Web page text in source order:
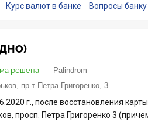
Курс валют в банке Вопросы банку
решена
Palindrom
пр-т Петра Григоренко, 3
г., после восстановления
просп. Петра Григоренко 3